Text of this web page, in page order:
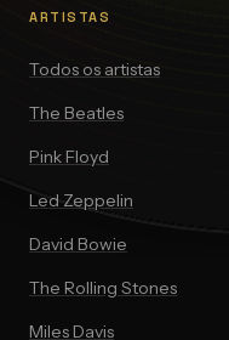
ARTISTAS
Todos os artistas
The Beatles
Pink Floyd
Led Zeppelin
David Bowie
The Rolling Stones
Miles Davis